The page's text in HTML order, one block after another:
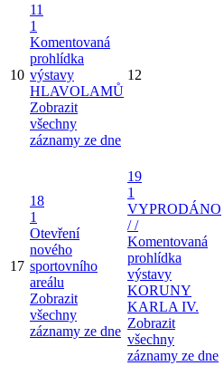
10
11
1
Komentovaná
prohlídka
výstavy
HLAVOLAMŮ
Zobrazit
všechny
záznamy ze dne
12
17
18
1
Otevření
nového
sportovního
areálu
Zobrazit
všechny
záznamy ze dne
19
1
VYPRODÁNO
/ /
Komentovaná
prohlídka
výstavy
KORUNY
KARLA IV.
Zobrazit
všechny
záznamy ze dne